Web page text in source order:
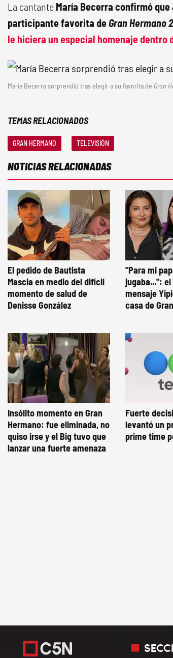
La cantante María Becerra confirmó
participante favorita de Gran Hermano
le hiciera un especial homenaje dentro
María Becerra sorprendió tras elegir a su favorita de Gran
TEMAS RELACIONADOS
GRAN HERMANO TELEVISIÓN
NOTICIAS RELACIONADAS
El pedido de Bautista
Mascia en medio del difícil
momento de salud de
Denisse González
"Para mi
jugaba...":
mensaje
casa de
Insólito momento en Gran
Hermano: fue eliminada, no
quiso irse y el Big tuvo que
lanzar una fuerte amenaza
Fuerte
levantó un
prime time